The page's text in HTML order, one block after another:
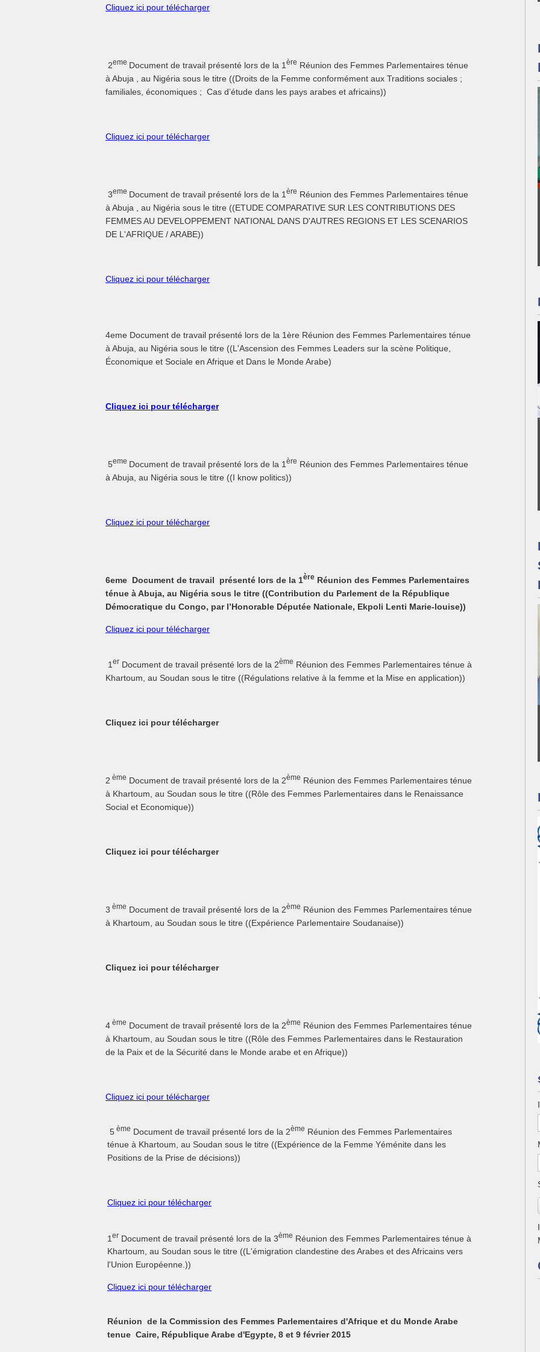
Cliquez ici pour télécharger
2eme Document de travail présenté lors de la 1 ère Réunion des Femmes Parlementaires ténue
à Abuja , au Nigéria sous le titre ((Droits de la Femme conformément aux Traditions sociales ;
familiales, économiques ; Cas d’étude dans les pays arabes et africains))
Cliquez ici pour télécharger
3eme Document de travail présenté lors de la 1 ère Réunion des Femmes Parlementaires ténue
à Abuja , au Nigéria sous le titre ((ETUDE COMPARATIVE SUR LES CONTRIBUTIONS DES
FEMMES AU DEVELOPPEMENT NATIONAL DANS D'AUTRES REGIONS ET LES SCENARIOS
DE L'AFRIQUE / ARABE))
Cliquez ici pour télécharger
4eme Document de travail présenté lors de la 1ère Réunion des Femmes Parlementaires ténue
à Abuja, au Nigéria sous le titre ((L'Ascension des Femmes Leaders sur la scène Politique,
Économique et Sociale en Afrique et Dans le Monde Arabe)
Cliquez ici pour télécharger
5eme Document de travail présenté lors de la 1 ère Réunion des Femmes Parlementaires ténue
à Abuja, au Nigéria sous le titre ((I know politics))
Cliquez ici pour télécharger
6eme Document de travail présenté lors de la 1ère Réunion des Femmes Parlementaires
ténue à Abuja, au Nigéria sous le titre ((Contribution du Parlement de la République
Démocratique du Congo, par l’Honorable Députée Nationale, Ekpoli Lenti Marie-louise))
Cliquez ici pour télécharger
1 er Document de travail présenté lors de la 2ème Réunion des Femmes Parlementaires ténue à
Khartoum, au Soudan sous le titre ((Régulations relative à la femme et la Mise en application))
Cliquez ici pour télécharger
2 ème Document de travail présenté lors de la 2ème Réunion des Femmes Parlementaires ténue
à Khartoum, au Soudan sous le titre ((Rôle des Femmes Parlementaires dans le Renaissance
Social et Economique))
Cliquez ici pour télécharger
3 ème Document de travail présenté lors de la 2ème Réunion des Femmes Parlementaires ténue
à Khartoum, au Soudan sous le titre ((Expérience Parlementaire Soudanaise))
Cliquez ici pour télécharger
4 ème Document de travail présenté lors de la 2ème Réunion des Femmes Parlementaires ténue
à Khartoum, au Soudan sous le titre ((Rôle des Femmes Parlementaires dans le Restauration
de la Paix et de la Sécurité dans le Monde arabe et en Afrique))
Cliquez ici pour télécharger
5 ème Document de travail présenté lors de la 2ème Réunion des Femmes Parlementaires
ténue à Khartoum, au Soudan sous le titre ((Expérience de la Femme Yéménite dans les
Positions de la Prise de décisions))
Cliquez ici pour télécharger
1 er Document de travail présenté lors de la 3ème Réunion des Femmes Parlementaires ténue à
Khartoum, au Soudan sous le titre ((L'émigration clandestine des Arabes et des Africains vers
l'Union Européenne.))
Cliquez ici pour télécharger
Réunion de la Commission des Femmes Parlementaires d'Afrique et du Monde Arabe
tenue Caire, République Arabe d'Egypte, 8 et 9 février 2015